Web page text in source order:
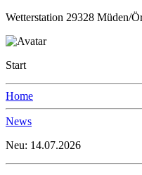
Wetterstation 29328 Müden/
Start
Home
News
Neu: 14.07.2026